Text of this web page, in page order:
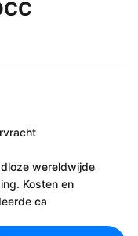
wereldwijde
Kosten en
ca